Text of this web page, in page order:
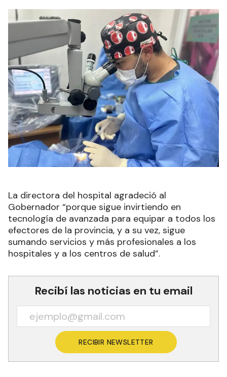
La directora del hospital agradeció al
Gobernador “porque sigue invirtiendo en
tecnología de avanzada para equipar a todos los
efectores de la provincia, y a su vez, sigue
sumando servicios y más profesionales a los
hospitales y a los centros de salud”.
Recibí las noticias en tu email
RECIBIR NEWSLETTER